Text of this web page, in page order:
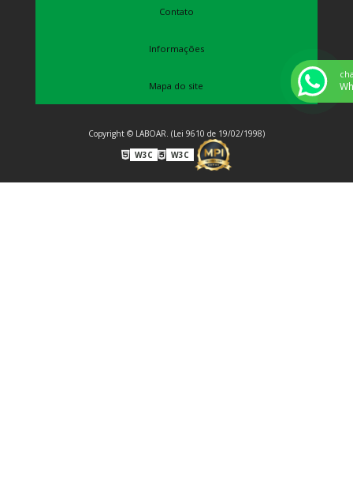
Contato
Informações
Mapa do site
Copyright © LABOAR. (Lei 9610 de 19/02/1998)
W3C
W3C